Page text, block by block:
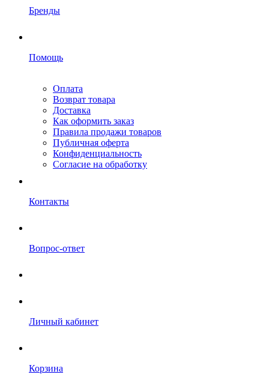
Бренды
Помощь
Оплата
Возврат товара
Доставка
Как оформить заказ
Правила продажи товаров
Публичная оферта
Конфиденциальность
Согласие на обработку
Контакты
Вопрос-ответ
Личный кабинет
Корзина